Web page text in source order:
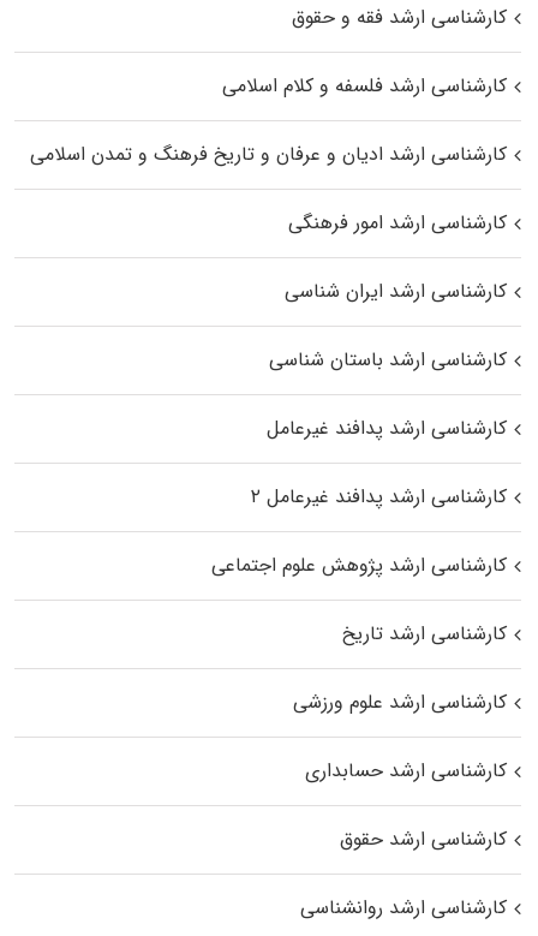
کارشناسی ارشد فقه و حقوق
کارشناسی ارشد فلسفه و کلام اسلامی
کارشناسی ارشد ادیان و عرفان و تاریخ فرهنگ و تمدن اسلامی
کارشناسی ارشد امور فرهنگی
کارشناسی ارشد ایران شناسی
کارشناسی ارشد باستان شناسی
کارشناسی ارشد پدافند غیرعامل
کارشناسی ارشد پدافند غیرعامل ۲
کارشناسی ارشد پژوهش علوم اجتماعی
کارشناسی ارشد تاریخ
کارشناسی ارشد علوم ورزشی
کارشناسی ارشد حسابداری
کارشناسی ارشد حقوق
کارشناسی ارشد روانشناسی